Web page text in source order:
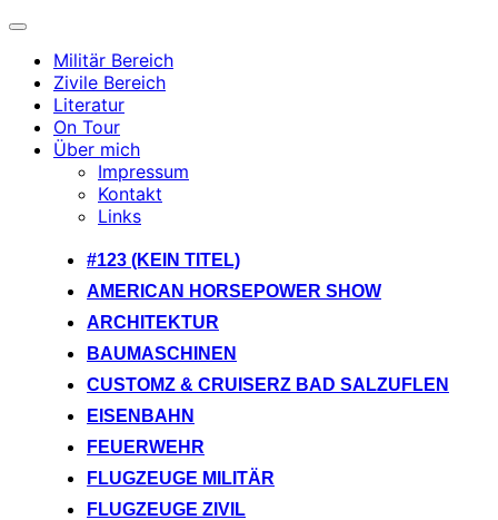
Navigation
umschalten
Militär Bereich
Zivile Bereich
Literatur
On Tour
Über mich
Impressum
Kontakt
Links
springen
#123 (KEIN TITEL)
AMERICAN HORSEPOWER SHOW
ARCHITEKTUR
BAUMASCHINEN
CUSTOMZ & CRUISERZ BAD SALZUFLEN
EISENBAHN
FEUERWEHR
FLUGZEUGE MILITÄR
FLUGZEUGE ZIVIL